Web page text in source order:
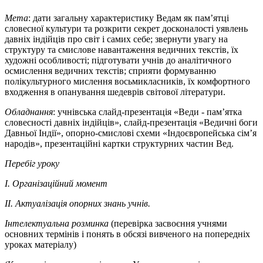
Мета: дати загальну характеристику Ведам як пам’ятці
словесної культури та розкрити секрет досконалості уявлень
давніх індійців про світ і самих себе; звернути увагу на
структуру та смислове навантаження ведичних текстів, їх
художні особливості; підготувати учнів до аналітичного
осмислення ведичних текстів; сприяти формуванню
полікультурного мислення восьмикласників, їх комфортного
входження в опанування шедеврів світової літератури.
Обладнання: учнівська слайд-презентація «Веди - пам’ятка
словесності давніх індійців», слайд-презентація «Ведичні боги
Давньої Індії», опорно-смислові схеми «Індоєвропейська сім’я
народів», презентаційні картки структурних частин Вед.
Перебіг уроку
I. Організаційний момент
II. Актуалізація опорних знань учнів.
Інтелектуальна розминка (перевірка засвоєння учнями
основних термінів і понять в обсязі вивченого на попередніх
уроках матеріалу)